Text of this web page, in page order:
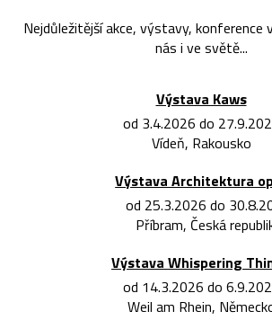
Nejdůležitější akce, výstavy, konference
nás i ve světě...
Výstava Kaws
od 3.4.2026 do
Vídeň, Rakousko
Výstava Architektura
od 25.3.2026 do
Příbram, Česká
Výstava Whispering
od 14.3.2026 do
Weil am Rhein,